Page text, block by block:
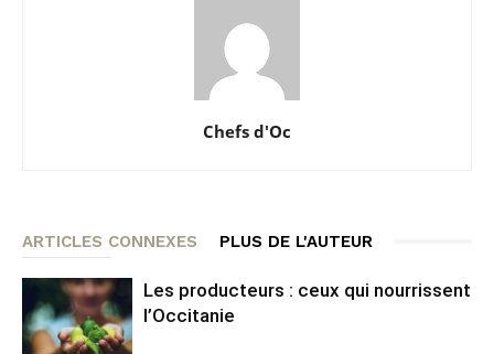
Chefs d'Oc
ARTICLES CONNEXES PLUS DE L'AUTEUR
Les producteurs : ceux qui nourrissent
l’Occitanie